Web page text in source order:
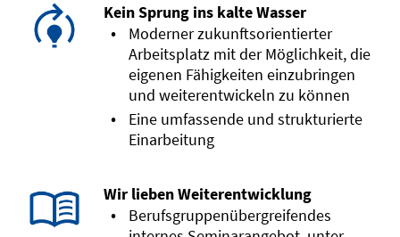
Kein Sprung ins kalte Wasser
Moderner zukunftsorientierter
Arbeitsplatz mit der Möglichkeit, die
eigenen Fähigkeiten einzubringen
und weiterentwickeln zu können
Eine umfassende und strukturierte
Einarbeitung
Wir lieben Weiterentwicklung
Berufsgruppenübergreifendes